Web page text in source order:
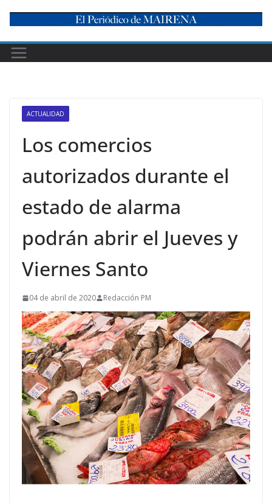
content
ACTUALIDAD
Los comercios
autorizados durante el
estado de alarma
podrán abrir el Jueves y
Viernes Santo
04 de abril de 2020 Redacción PM